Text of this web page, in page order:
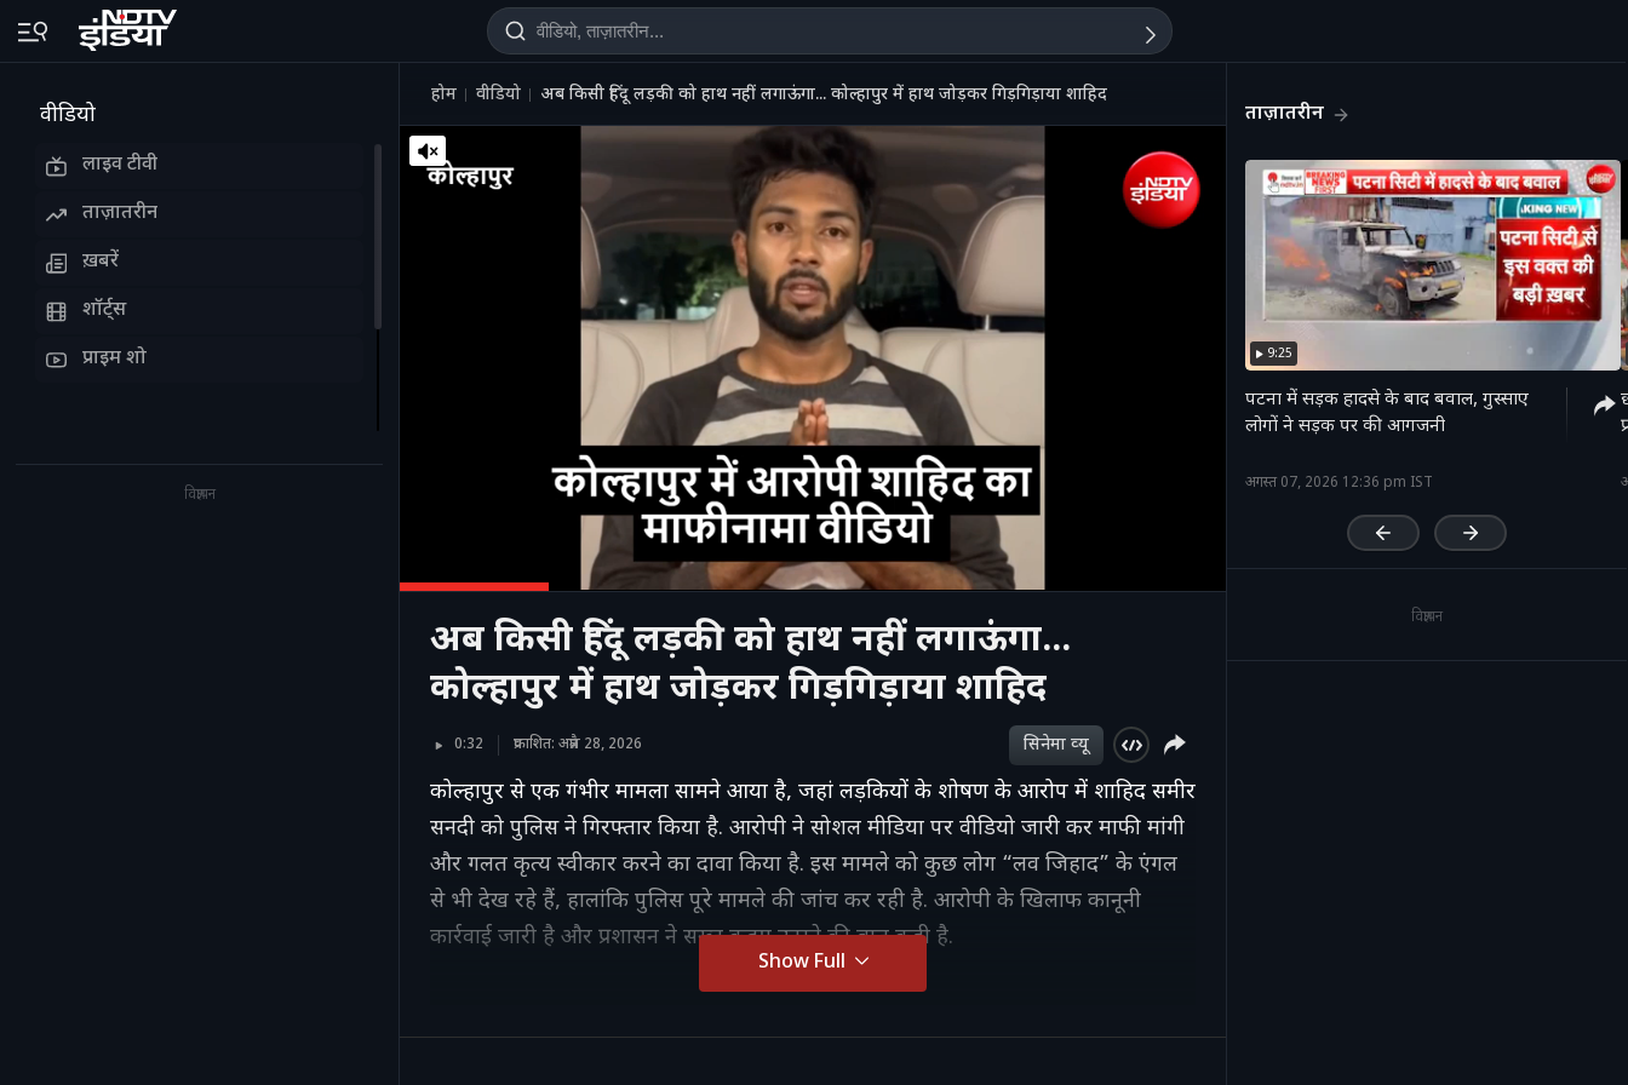
वीडियो
लाइव टीवी
ताज़ातरीन
ख़बरें
शॉर्ट्स
प्राइम शो
विज्ञापन
होम वीडियो अब किसी हिंदू लड़की को हाथ नहीं लगाऊंगा... कोल्हापुर में हाथ जोड़कर गिड़गिड़ाया शाहिद
अब किसी हिंदू लड़की को हाथ नहीं लगाऊंगा...
कोल्हापुर में हाथ जोड़कर गिड़गिड़ाया शाहिद
0:32 प्रकाशित: अप्रैल 28, 2026 सिनेमा व्‍यू
कोल्हापुर से एक गंभीर मामला सामने आया है, जहां लड़कियों के शोषण के आरोप में शाहिद समीर
सनदी को पुलिस ने गिरफ्तार किया है. आरोपी ने सोशल मीडिया पर वीडियो जारी कर माफी मांगी
और गलत कृत्य स्वीकार करने का दावा किया है. इस मामले को कुछ लोग “लव जिहाद” के एंगल
से भी देख रहे हैं, हालांकि पुलिस पूरे मामले की जांच कर रही है. आरोपी के खिलाफ कानूनी
कार्रवाई जारी है और प्रशासन ने सख्त कदम उठाने की बात कही है.
Show Full
ताज़ातरीन
9:25
पटना में सड़क हादसे के बाद बवाल, गुस्साए
लोगों ने सड़क पर की आगजनी
अगस्त 07, 2026 12:36 pm IST
विज्ञापन